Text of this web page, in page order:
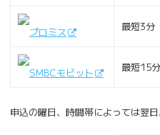
プロミス 最短3分
SMBCモビット 最短15分
申込の曜日、時間帯によっては翌